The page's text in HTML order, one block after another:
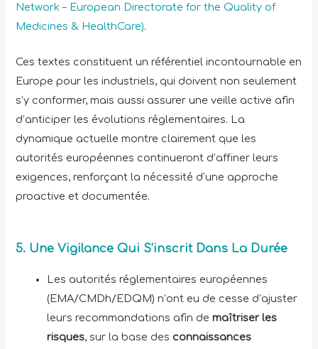
Network – European Directorate for the Quality of
Medicines & HealthCare).
Ces textes constituent un référentiel incontournable en
Europe pour les industriels, qui doivent non seulement
s’y conformer, mais aussi assurer une veille active afin
d’anticiper les évolutions réglementaires. La
dynamique actuelle montre clairement que les
autorités européennes continueront d’affiner leurs
exigences, renforçant la nécessité d’une approche
proactive et documentée.
5. Une Vigilance Qui S’inscrit Dans La Durée
Les autorités réglementaires européennes
(EMA/CMDh/EDQM) n’ont eu de cesse d’ajuster
leurs recommandations afin demaîtriser les
risques, sur la base des connaissances